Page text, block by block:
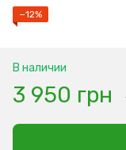
−12%
В наличии
3 950 грн